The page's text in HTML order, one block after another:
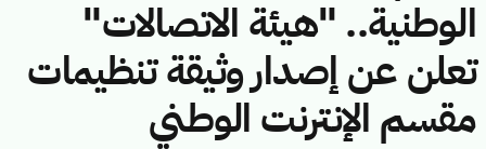
الوطنية.. "هيئة الاتصالات"
تعلن عن إصدار وثيقة تنظيمات
مقسم الإنترنت الوطني